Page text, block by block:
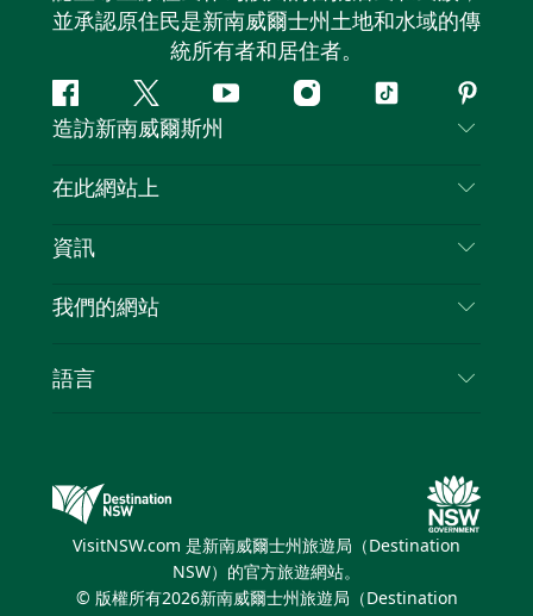
並承認原住民是新南威爾士州土地和水域的傳
統所有者和居住者。
Facebook嘰
嘰
喳
Youtube Instagram
抖
造訪新南威爾斯州
聯絡我們
隱私
Cookie 通知
在此網站上
目的地
新南威爾斯州公路旅行
活動
資訊
旅行資訊
新南威爾斯的商業
我們的網站
新南威爾士州旅遊局（Destination NSW）媒體中
繽紛悉尼燈光音樂節
語言
VisitNSW.com 是新南威爾士州旅遊局（Destination
NSW）的官方旅遊網站。
© 版權所有2026新南威爾士州旅遊局（Destination